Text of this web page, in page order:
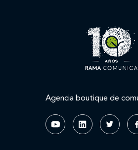
Agencia boutique de